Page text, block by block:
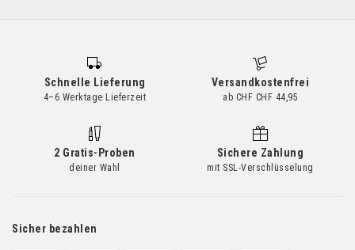
Schnelle Lieferung
4–6 Werktage Lieferzeit
Versandkostenfrei
ab CHF CHF 44,95
2 Gratis-Proben
deiner Wahl
Sichere Zahlung
mit SSL-Verschlüsselung
Sicher bezahlen